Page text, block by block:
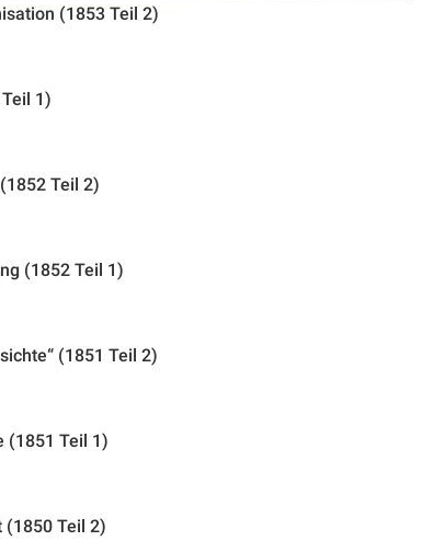
(1853 Teil 2)
1)
Teil 2)
(1852 Teil 1)
(1851 Teil 2)
(1851 Teil 1)
(1850 Teil 2)